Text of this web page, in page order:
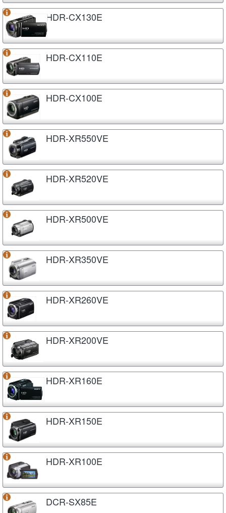
HDR-CX130E
HDR-CX110E
HDR-CX100E
HDR-XR550VE
HDR-XR520VE
HDR-XR500VE
HDR-XR350VE
HDR-XR260VE
HDR-XR200VE
HDR-XR160E
HDR-XR150E
HDR-XR100E
DCR-SX85E